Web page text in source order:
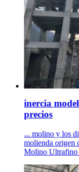
inercia
precios
... molino y los
molienda origen
Molino Ultrafino